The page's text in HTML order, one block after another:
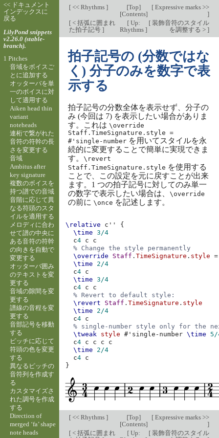
[<< Rhythms ] [Top]
[Contents]
[Expressive marks >>
]
[< 括弧に囲まれ
た拍子記号 ]
[Up:
Rhythms]
[装飾音符のスタイル
を調整する > ]
拍子記号の (分数ではな
く) 分子のみを数字で表
示する
拍子記号の分数全体を表示せず、分子の
み (今回は 7) を表示したい場合がありま
す。これは \override
Staff.TimeSignature.style =
#'single-numberを用いてスタイルを永
続的に変更することで簡単に実現できま
す。 \revert
Staff.TimeSignature.style を使用する
ことで、この設定を元に戻すことが出来
ます。1 つの拍子記号に対してのみ単一
の数字で表示したい場合は、 \override
の前に \once を記述します。
\relative c''
{
\time
3/4
c4 c
c
% Change the style permanently
\override
Staff .TimeSignature . style
=
\time
2/4
c4 c
\time
3/4
c4 c
c
% Revert to default style:
\revert
Staff .TimeSignature . style
\time
2/4
c4 c
% single-number style only for the
\tweak style # 'single-number \time
5/
c4 c c c
c
\time
2/4
c4 c
}
[<< Rhythms ] [Top]
[Contents]
[Expressive marks >>
]
[< 括弧に囲まれ
[Up:
[装飾音符のスタイル
<< ドキュメント
インデックスに
戻る
LilyPond snippets
v2.26.0 (stable-
branch).
1 Pitches
音域をボイスご
とに追加する
オッターバを単
一のボイスに対
して適用する
Aiken head thin
variant
noteheads
連桁で繋がれた
音符の符幹の長
さを変更する
音域
Ambitus after
key signature
複数のボイスを
持つ譜での音域
音階に応じて異
なる符頭のスタ
イルを適用する
メロディに合わ
せて譜の中央に
ある音符の符幹
の向きを自動で
変更する
オッターバ囲み
のテキストを変
更する
音域の隙間を変
更する
譜線の音程を変
更する
音部記号を移動
する
ピッチに応じて
符頭の色を変更
する
異なるピッチの
音符列を作成す
る
カスタマイズさ
れた調号を作成
する
Direction of
merged ‘fa’ shape
note heads